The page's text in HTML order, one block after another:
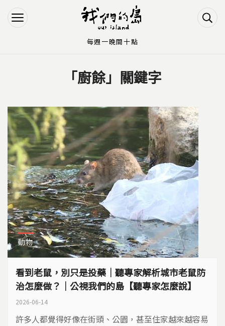
Jump to Navigation
Jump to Main content
「廚餘」關鍵字
動物
看到老鼠，別只是投藥｜聽專家解析城市老鼠防
治怎麼做？｜公視我們的島【聽專家怎麼說】
2026-06-14
許多人都覺得好像在街頭、公園，甚至住家越來越容易
每週一晚間十點